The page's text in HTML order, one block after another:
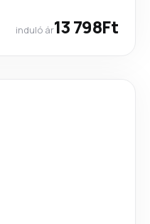
induló ár13 798Ft